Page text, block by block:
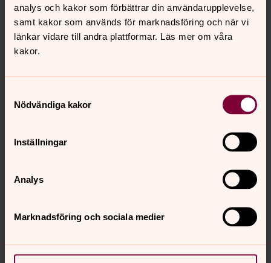
analys och kakor som förbättrar din användarupplevelse,
samt kakor som används för marknadsföring och när vi
länkar vidare till andra plattformar. Läs mer om våra
kakor.
Nödvändiga kakor
Inställningar
Analys
Marknadsföring och sociala medier
Veronica Wåhlberg
Organist, Lundby församling
Konsertprogram
symfonier, musikgudstjänster, konserter för barn och
mycket mer. Här samlas information om musiken som
Vill du börja sjunga i kör på Hisingen? Eller spela i en